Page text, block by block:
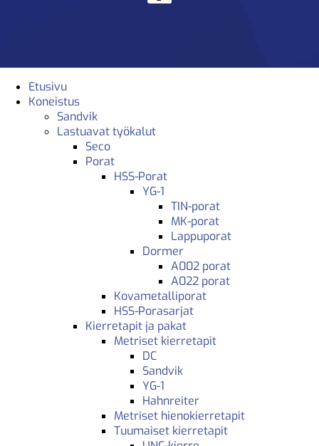
Etusivu
Koneistus
Sandvik
Lastuavat työkalut
Seco
Porat
HSS-Porat
YG-1
TIN-porat
MK-porat
Lappuporat
Dormer
A002 porat
A022 porat
Kovametalliporat
HSS-Porasarjat
Kierretapit ja pakat
Metriset kierretapit
DC
Sandvik
YG-1
Hahnreiter
Metriset hienokierretapit
Tuumaiset kierretapit